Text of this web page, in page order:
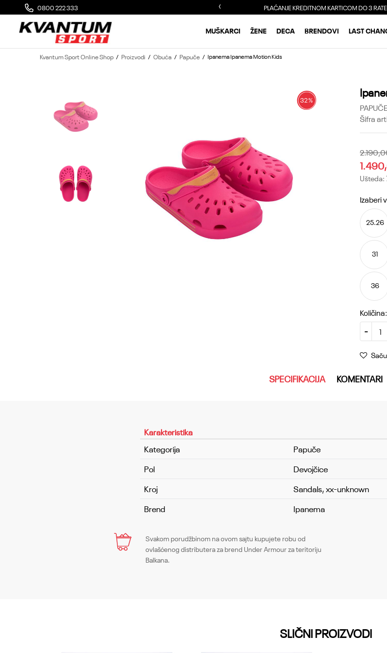
0800 222 333
MOGUĆA ZAMENA 14 DANA OD DOSTAVE PLAĆANJE KREDITNOM KARTICOM DO 3 RATE
MUŠKARCI ŽENE DECA BRENDOVI LAST
Kvantum Sport Online Shop Proizvodi Obuća Papuče Ipanema Ipanema Motion Kids
32%
PAPUČE
Šifra
Ušteda:
Izaberi
25.26
31
36
Količina:
SPECIFIKACIJA KOMENTARI
Karakteristika
Kategorija
Papuče
Pol
Devojčice
Kroj
Sandals, xx-unknown
Brend
Ipanema
Svakom porudžbinom na ovom sajtu kupujete robu od
ovlašćenog distributera za brend Under Armour za teritoriju
Balkana.
SLIČNI PROIZVODI